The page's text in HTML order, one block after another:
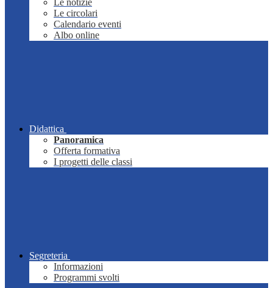
Le notizie
Le circolari
Calendario eventi
Albo online
Didattica
Panoramica
Offerta formativa
I progetti delle classi
Segreteria
Informazioni
Programmi svolti